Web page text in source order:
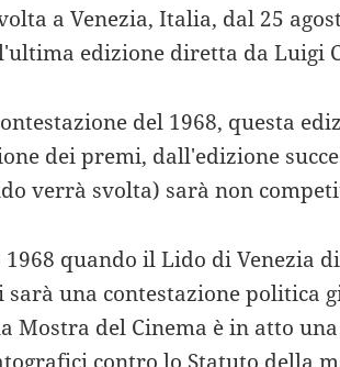
a Venezia, Italia, dal 25
edizione diretta da Luigi
del 1968, questa
dei premi, dall'edizione
verrà svolta) sarà non
1968 quando il Lido di Venezia
sarà una contestazione politica
Mostra del Cinema è in atto
contro lo Statuto della